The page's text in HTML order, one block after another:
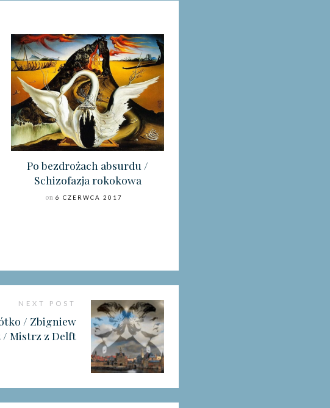
Po bezdrożach absurdu /
Schizofazja rokokowa
on6 CZERWCA 2017
NEXT POST
/ Zbigniew
Mistrz z Delft